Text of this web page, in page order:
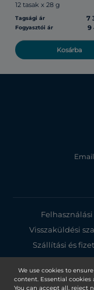
We use cookies to
content. Essential cookies
You can accept all, reject
12 tasak x 28 g
Tagsági ár 7
Fogyasztói ár 9
Kosárba
Visszaküldési
Szállítási és
Copyright 2025,